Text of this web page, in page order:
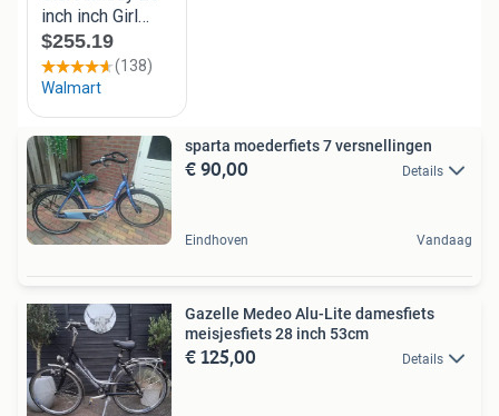
sparta moederfiets 7 versnellingen
€ 90,00 Details
Eindhoven Vandaag
Gazelle Medeo Alu-Lite damesfiets
meisjesfiets 28 inch 53cm
€ 125,00 Details